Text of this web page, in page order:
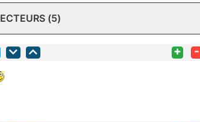
(5)
+ -